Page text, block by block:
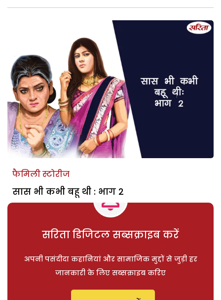
फैमिली स्टोरीज
सास भी कभी बहू थी : भाग 2
सरिता डिजिटल सब्सक्राइब करें
अपनी पसंदीदा कहानियां और सामाजिक मुद्दों से जुड़ी हर
जानकारी के लिए सब्सक्राइब करिए